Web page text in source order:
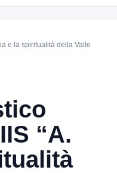
e la spiritualità della Valle
“A.